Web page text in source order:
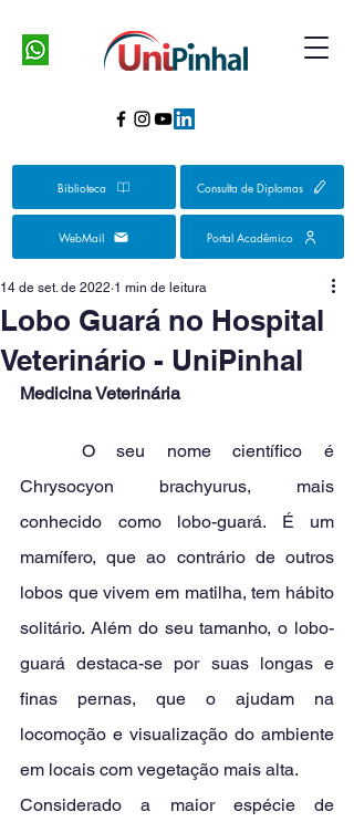
Biblioteca Consulta de Diplomas
WebMail Portal Acadêmico
Lobo Guará no Hospital
Veterinário - UniPinhal
14 de set. de 2022 1 min de leitura
Medicina Veterinária
Chrysocyon brachyurus, mais
conhecido como lobo-guará. É um
mamífero, que ao contrário de outros
lobos que vivem em matilha, tem hábito
solitário. Além do seu tamanho, o lobo-
guará destaca-se por suas longas e
finas pernas, que o ajudam na
locomoção e visualização do ambiente
em locais com vegetação mais alta.
Considerado a maior espécie de